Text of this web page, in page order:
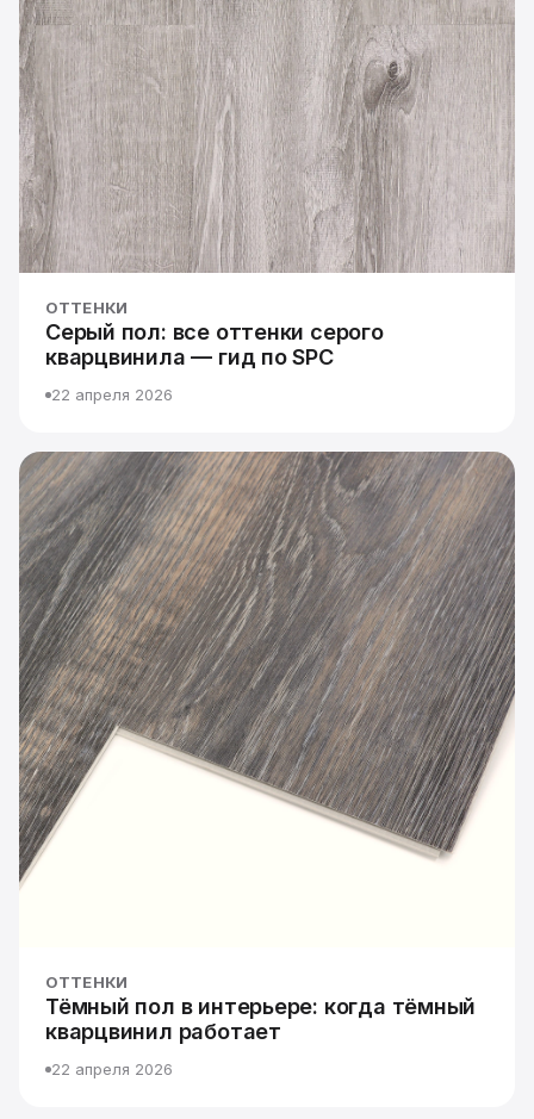
ОТТЕНКИ
Серый пол: все оттенки серого
кварцвинила — гид по SPC
22 апреля 2026
ОТТЕНКИ
Тёмный пол в интерьере: когда тёмный
кварцвинил работает
22 апреля 2026